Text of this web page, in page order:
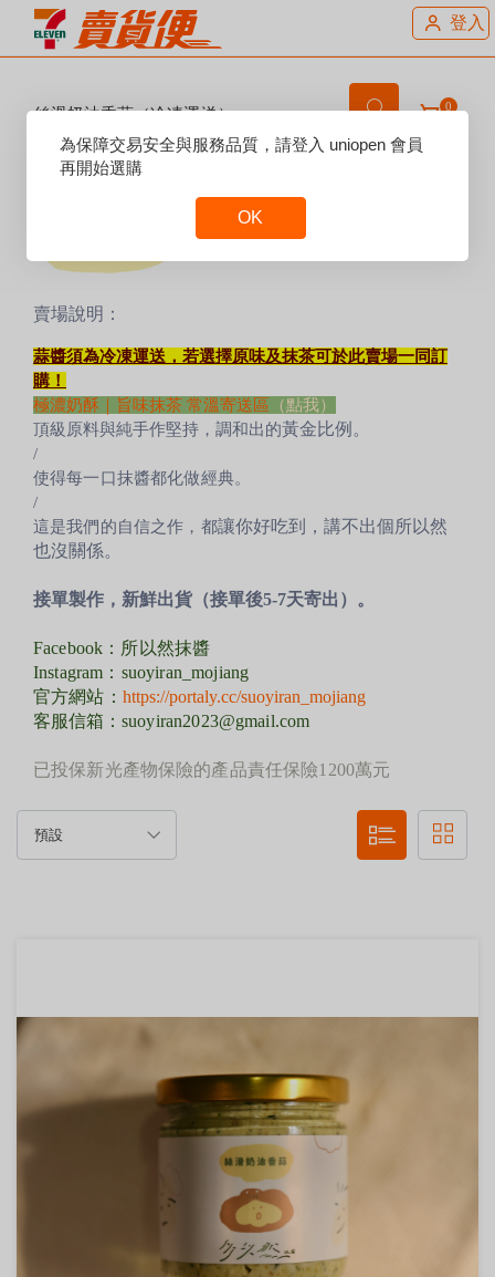
登入
絲滑奶油香蒜（冷凍運送） 0
賣場說明：
蒜醬須為冷凍運送，若選擇原味及抹茶可於此賣場一同訂
購！
極濃奶酥｜旨味抹茶 常溫寄送區
（點我）
頂級原料與純手作堅持，調和出的黃金比例。
/
使得每一口抹醬都化做經典。
/
這是我們的自信之作，都讓你好吃到，講不出個所以然
也沒關係。
接單製作，新鮮出貨（接單後5-7天寄出）。
Facebook： 所以然抹醬
Instagram： suoyiran_mojiang
官方網站： https://portaly.cc/suoyiran_mojiang
客服信箱 ： suoyiran2023@gmail.com
已投保新光產物保險的產品責任保險1200萬元
Reset
Focus
為保障交易安全與服務品質，請登入 uniopen 會員
再開始選購
OK
Focus